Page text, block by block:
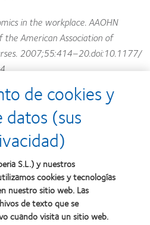
in the workplace. AAOHN
the American Association of
2007;55:414–20.doi:10.1177/
et al. Myopia Prevention and
a School-Based Cluster
2009;2018(125):1239-
posts
de cookies y
(sus
S.L.) y nuestros
cookies y tecnologías
nuestro sitio web. Las
de texto que se
cuando visita un sitio web.